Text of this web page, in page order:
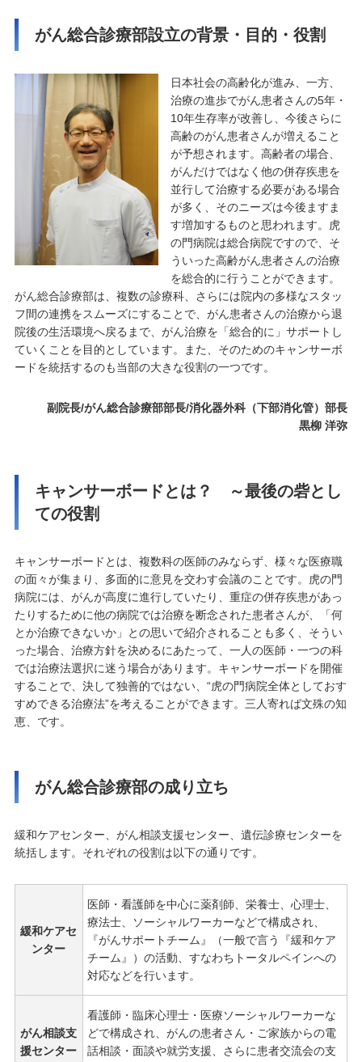
がん総合診療部設立の背景・目的・役割
日本社会の高齢化が進み、一方、
治療の進歩でがん患者さんの5年・
10年生存率が改善し、今後さらに
高齢のがん患者さんが増えること
が予想されます。高齢者の場合、
がんだけではなく他の併存疾患を
並行して治療する必要がある場合
が多く、そのニーズは今後ますま
す増加するものと思われます。虎
の門病院は総合病院ですので、そ
ういった高齢がん患者さんの治療
を総合的に行うことができます。
がん総合診療部は、複数の診療科、さらには院内の多様なスタッ
フ間の連携をスムーズにすることで、がん患者さんの治療から退
院後の生活環境へ戻るまで、がん治療を「総合的に」サポートし
ていくことを目的としています。また、そのためのキャンサーボ
ードを統括するのも当部の大きな役割の一つです。
副院長/がん総合診療部部長/消化器外科（下部消化管）部長
黒柳 洋弥
キャンサーボードとは？ ～最後の砦とし
ての役割
キャンサーボードとは、複数科の医師のみならず、様々な医療職
の面々が集まり、多面的に意見を交わす会議のことです。虎の門
病院には、がんが高度に進行していたり、重症の併存疾患があっ
たりするために他の病院では治療を断念された患者さんが、「何
とか治療できないか」との思いで紹介されることも多く、そうい
った場合、治療方針を決めるにあたって、一人の医師・一つの科
では治療法選択に迷う場合があります。キャンサーボードを開催
することで、決して独善的ではない、“虎の門病院全体としておす
すめできる治療法”を考えることができます。三人寄れば文殊の知
恵、です。
がん総合診療部の成り立ち
緩和ケアセンター、がん相談支援センター、遺伝診療センターを
統括します。それぞれの役割は以下の通りです。
緩和ケアセ
ンター
医師・看護師を中心に薬剤師、栄養士、心理士、
療法士、ソーシャルワーカーなどで構成され、
『がんサポートチーム』（一般で言う『緩和ケア
チーム』）の活動、すなわちトータルペインへの
対応などを行います。
がん相談支
援センター
看護師・臨床心理士・医療ソーシャルワーカーな
どで構成され、がんの患者さん・ご家族からの電
話相談・面談や就労支援、さらに患者交流会の支